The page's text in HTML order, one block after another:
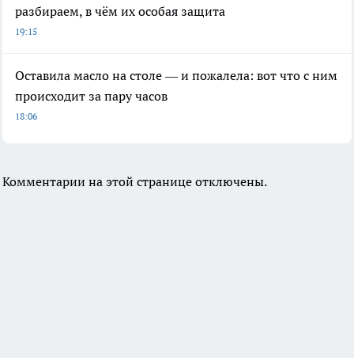
разбираем, в чём их особая защита
19:15
Оставила масло на столе — и пожалела: вот что с ним
происходит за пару часов
18:06
Комментарии на этой странице отключены.